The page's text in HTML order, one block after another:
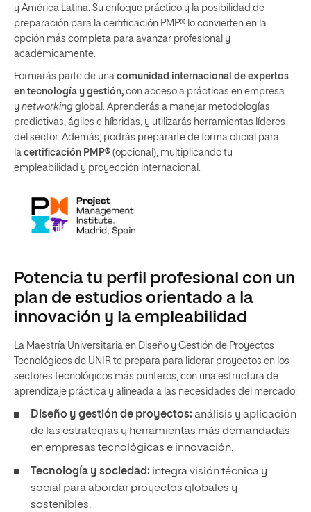
y América Latina. Su enfoque práctico y la posibilidad de
preparación para la certificación PMP® lo convierten en la
opción más completa para avanzar profesional y
académicamente.
Formarás parte de una comunidad internacional de expertos
en tecnología y gestión, con acceso a prácticas en empresa
y networking global. Aprenderás a manejar metodologías
predictivas, ágiles e híbridas, y utilizarás herramientas líderes
del sector. Además, podrás prepararte de forma oficial para
la certificación PMP® (opcional), multiplicando tu
empleabilidad y proyección internacional.
Potencia tu perfil profesional con un
plan de estudios orientado a la
innovación y la empleabilidad
La Maestría Universitaria en Diseño y Gestión de Proyectos
Tecnológicos de UNIR te prepara para liderar proyectos en los
sectores tecnológicos más punteros, con una estructura de
aprendizaje práctica y alineada a las necesidades del mercado:
Diseño y gestión de proyectos: análisis y aplicación
de las estrategias y herramientas más demandadas
en empresas tecnológicas e innovación.
Tecnología y sociedad: integra visión técnica y
social para abordar proyectos globales y
sostenibles.